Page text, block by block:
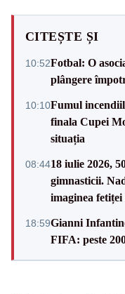
CITEȘTE ȘI
10:52Fotbal: O
plângere
10:10Fumul
finala Cupei
situația
08:4418 iulie 2026,
gimnasticii.
imaginea fetiței
18:59Gianni
FIFA: peste